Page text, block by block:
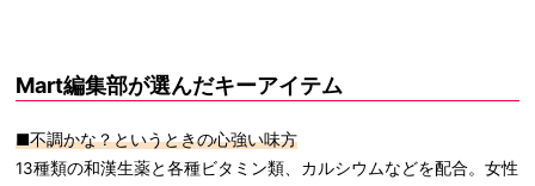
Mart編集部が選んだキーアイテム
■不調かな？というときの心強い味方
13種類の和漢生薬と各種ビタミン類、カルシウムなどを配合。女性